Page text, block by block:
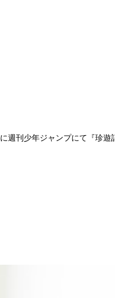
刊少年ジャンプにて『珍遊